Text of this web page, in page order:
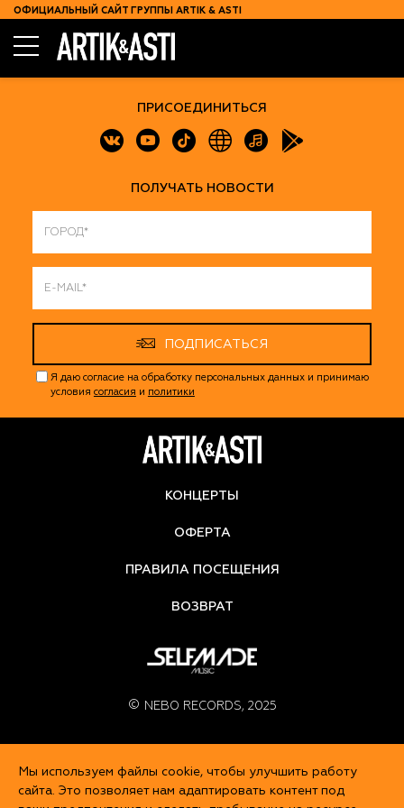
ОФИЦИАЛЬНЫЙ САЙТ ГРУППЫ ARTIK & ASTI
КОНТАКТЫ
ПРИСОЕДИНИТЬСЯ
ПОЛУЧАТЬ НОВОСТИ
ПОДПИСАТЬСЯ
Я даю согласие на обработку персональных данных и принимаю
условия согласия и политики
КОНЦЕРТЫ
ОФЕРТА
ПРАВИЛА ПОСЕЩЕНИЯ
ВОЗВРАТ
NEBO RECORDS, 2025
Мы используем файлы cookie, чтобы улучшить работу
сайта. Это позволяет нам адаптировать контент под